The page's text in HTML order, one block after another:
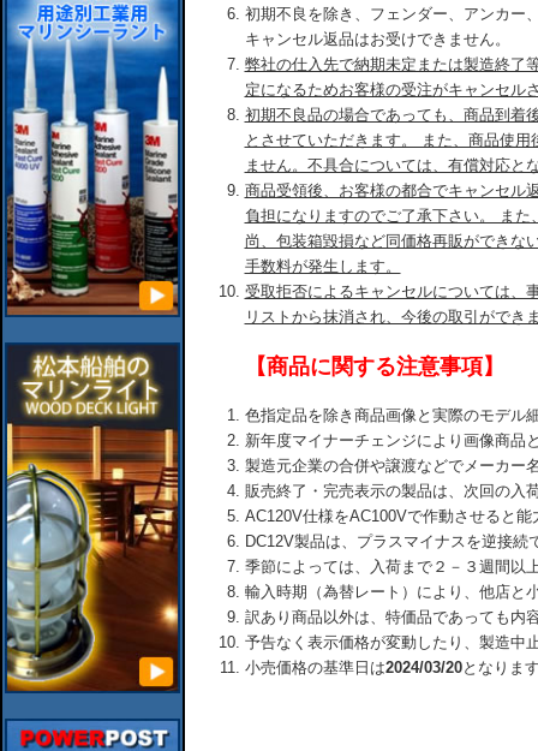
初期不良を除き、フェンダー、アンカー
キャンセル返品はお受けできません。
弊社の仕入先で納期未定または製造終了
定になるためお客様の受注がキャンセル
初期不良品の場合であっても、商品到着
とさせていただきます。 また、商品使
ません。不具合については、有償対応と
商品受領後、お客様の都合でキャンセル
負担になりますのでご了承下さい。 ま
尚、包装箱毀損など同価格再販ができな
手数料が発生します。
受取拒否によるキャンセルについては、
リストから抹消され、今後の取引ができ
【商品に関する注意事項】
色指定品を除き商品画像と実際のモデル
新年度マイナーチェンジにより画像商品
製造元企業の合併や譲渡などでメーカー
販売終了・完売表示の製品は、次回の入
AC120V仕様をAC100Vで作動させると
DC12V製品は、プラスマイナスを逆接
季節によっては、入荷まで２－３週間以
輸入時期（為替レート）により、他店と
訳あり商品以外は、特価品であっても内
予告なく表示価格が変動したり、製造中
小売価格の基準日は2024/03/20となりま